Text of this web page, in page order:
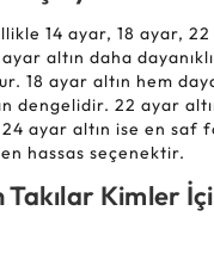
14 ayar, 18 ayar,
altın daha
18 ayar altın hem
dengelidir. 22 ayar
24 ayar altın ise en saf
en hassas seçenektir.
Takılar Kimler